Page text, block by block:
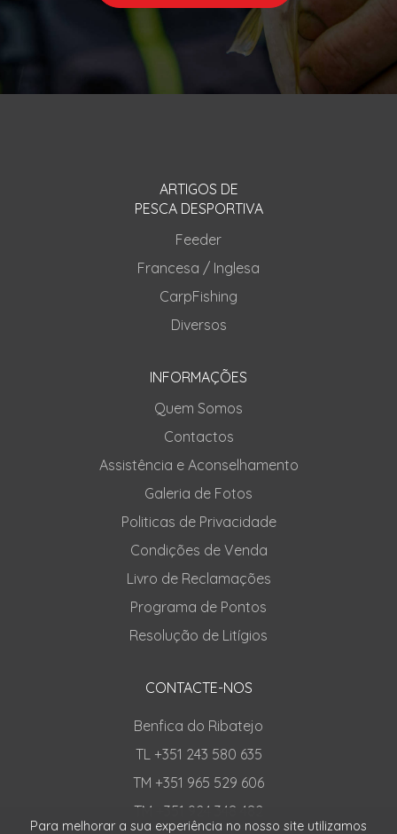
ARTIGOS DE
PESCA DESPORTIVA
Feeder
Francesa / Inglesa
CarpFishing
Diversos
INFORMAÇÕES
Quem Somos
Contactos
Assistência e Aconselhamento
Galeria de Fotos
Politicas de Privacidade
Condições de Venda
Livro de Reclamações
Programa de Pontos
Resolução de Litígios
CONTACTE-NOS
Benfica do Ribatejo
TL +351 243 580 635
TM +351 965 529 606
TM +351 924 348 482
Para melhorar a sua experiência no nosso site utilizamos